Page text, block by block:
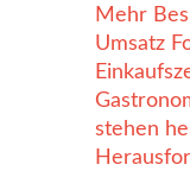
Mehr
Umsatz
stehen